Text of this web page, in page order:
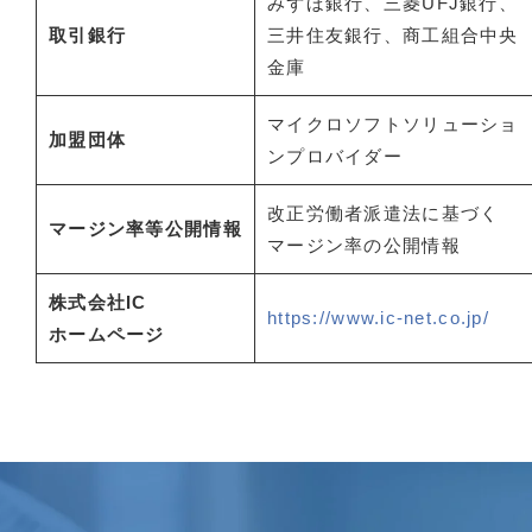
取引銀行
三井住友銀行、商工組合中央
金庫
加盟団体
マイクロソフトソリューショ
ンプロバイダー
マージン率等公開情報
改正労働者派遣法に基づく
マージン率の公開情報
株式会社IC
ホームページ
https://www.ic-net.co.jp/